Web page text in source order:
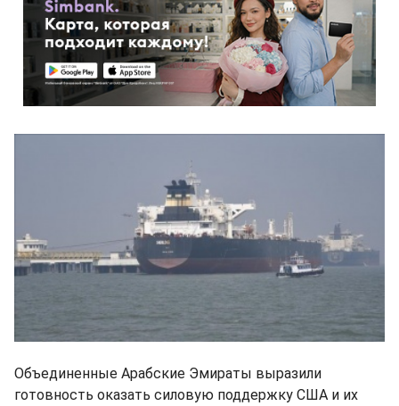
Объединенные Арабские Эмираты выразили
готовность оказать силовую поддержку США и их